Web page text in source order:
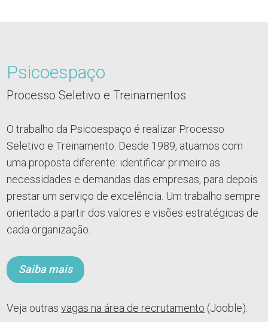
Psicoespaço
Processo Seletivo e Treinamentos
O trabalho da Psicoespaço é realizar Processo
Seletivo e Treinamento. Desde 1989, atuamos com
uma proposta diferente: identificar primeiro as
necessidades e demandas das empresas, para depois
prestar um serviço de excelência. Um trabalho sempre
orientado a partir dos valores e visões estratégicas de
cada organização.
Saiba mais
Veja outrasvagas na área de recrutamento (Jooble).